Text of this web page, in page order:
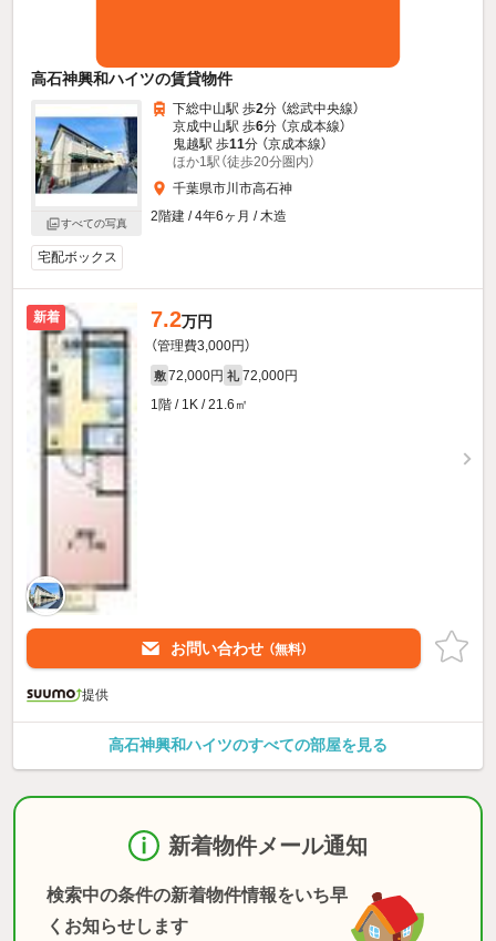
高石神興和ハイツの賃貸物件
すべての写真
下総中山駅 歩2分 （総武中央線）
京成中山駅 歩6分 （京成本線）
鬼越駅 歩11分 （京成本線）
ほか1駅（徒歩20分圏内）
千葉県市川市高石神
2階建 / 4年6ヶ月 / 木造
宅配ボックス
新着 7.2万円
（管理費3,000円）
敷 72,000円 礼 72,000円
1階 / 1K / 21.6㎡
お問い合わせ （無料）
提供
高石神興和ハイツのすべての部屋を見る
新着物件メール通知
検索中の条件の新着物件情報をいち早
くお知らせします